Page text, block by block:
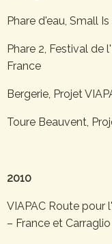
Phare d'eau, Small
Phare 2, Festival de
France
Bergerie, Projet
Toure Beauvent,
2010
VIAPAC Route pour
– France et